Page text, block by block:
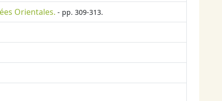
Orientales. - pp. 309-313.